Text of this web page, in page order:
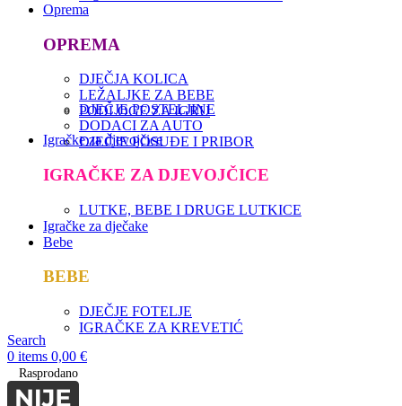
Oprema
OPREMA
DJEČJA KOLICA
LEŽALJKE ZA BEBE
PODLOGE ZA IGRU
DJEČJE POSTELJINE
DODACI ZA AUTO
DJEČJE POSUĐE I PRIBOR
Igračke za djevojčice
IGRAČKE ZA DJEVOJČICE
LUTKE, BEBE I DRUGE LUTKICE
Igračke za dječake
Bebe
BEBE
DJEČJE FOTELJE
IGRAČKE ZA KREVETIĆ
Search
0 items 0,00 €
Rasprodano